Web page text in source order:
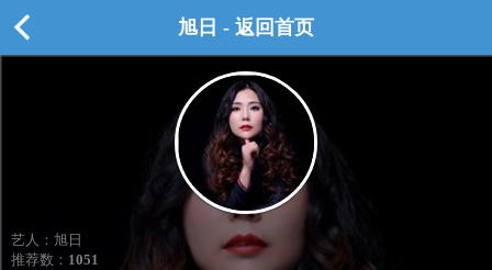
旭日 - 返回首页
艺人：旭日
推荐数： 1051